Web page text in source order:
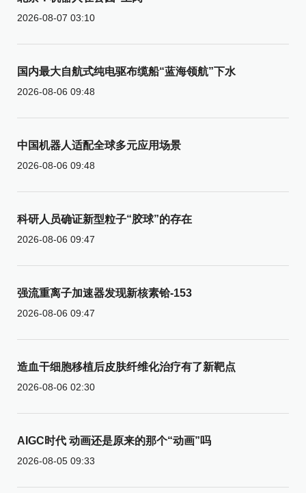
2026-08-07 03:10
国内最大自航式纯电驱布缆船“蓝海领航”下水
2026-08-06 09:48
中国机器人适配全球多元应用场景
2026-08-06 09:48
科研人员确证新型粒子“胶球”的存在
2026-08-06 09:47
强流重离子加速器发现新核素铪-153
2026-08-06 09:47
造血干细胞移植后皮肤纤维化治疗有了新靶点
2026-08-06 02:30
AIGC时代 动画还是原来的那个“动画”吗
2026-08-05 09:33